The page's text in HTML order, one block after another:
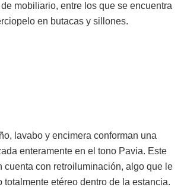
mobiliario, entre los que se encuentra
en butacas y sillones.
lavabo y encimera conforman una
enteramente en el tono Pavia. Este
cuenta con retroiluminación, algo que le
totalmente etéreo dentro de la estancia.